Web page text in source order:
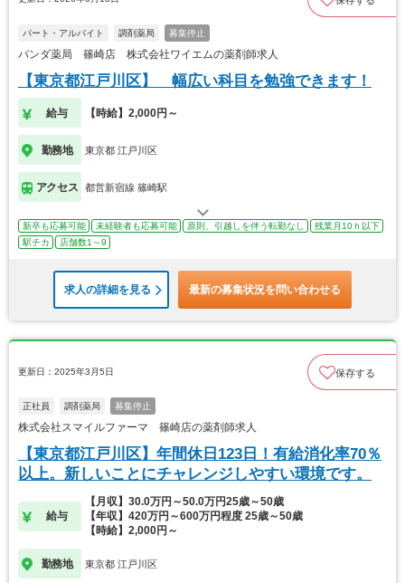
パート・アルバイト 調剤薬局 募集停止
パンダ薬局 篠崎店 株式会社ワイエムの薬剤師求人
【東京都江戸川区】 幅広い科目を勉強できます！
給与 【時給】2,000円～
勤務地 東京都 江戸川区
アクセス 都営新宿線 篠崎駅
新卒も応募可能 未経験者も応募可能 原則、引越しを伴う転勤なし
残業月10ｈ以下
駅チカ
店舗数1～9
求人の詳細を見る 最新の募集状況を問い合わせる
更新日：2025年3月5日 保存する
正社員 調剤薬局 募集停止
株式会社スマイルファーマ 篠崎店の薬剤師求人
【東京都江戸川区】年間休日123日！有給消化率70％
以上。新しいことにチャレンジしやすい環境です。
給与
【月収】30.0万円～50.0万円25歳～50歳
【年収】420万円～600万円程度 25歳～50歳
【時給】2,000円～
勤務地 東京都 江戸川区